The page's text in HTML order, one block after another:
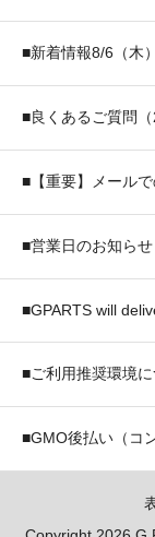
■新着情報8/6（木
■良くあるご質問（
■【重要】メール
■営業日のお知らせ
■GPARTS will
■ご利用推奨環境
■GMO後払い（コ